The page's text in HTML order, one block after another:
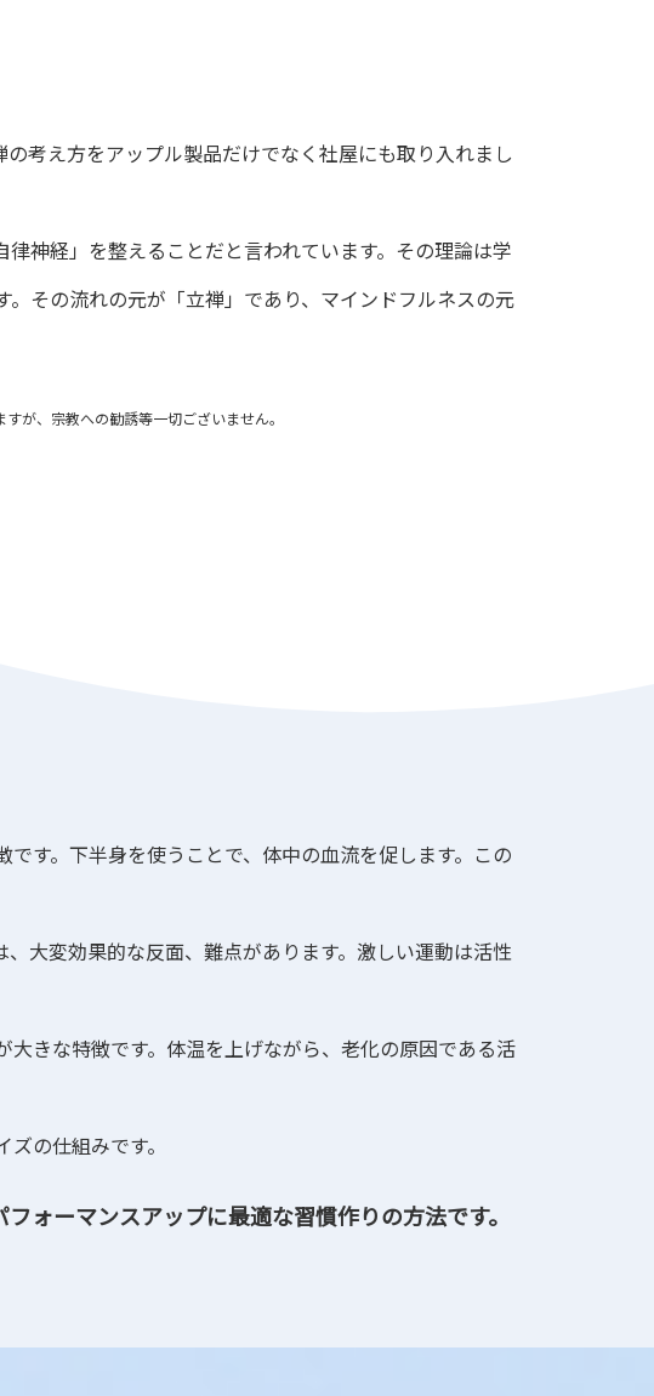
考え方をアップル製品だけでなく社屋にも取り入れまし
神経」を整えることだと言われています。その理論は学
その流れの元が「立禅」であり、マインドフルネスの元
が、宗教への勧誘等一切ございません。
す。下半身を使うことで、体中の血流を促します。この
大変効果的な反面、難点があります。激しい運動は活性
きな特徴です。体温を上げながら、老化の原因である活
の仕組みです。
ォーマンスアップに最適な習慣作りの方法です。